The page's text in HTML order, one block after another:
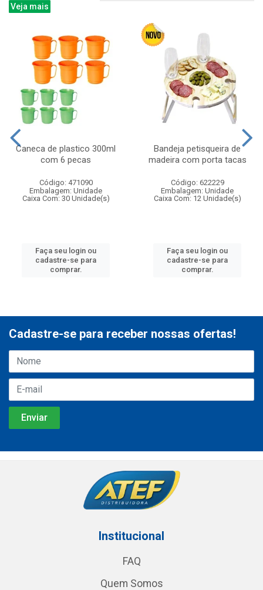
Veja mais
Caneca de plastico 300ml
com 6 pecas
Código: 471090
Embalagem: Unidade
Caixa Com: 30 Unidade(s)
Faça seu login ou
cadastre-se para
comprar.
Bandeja petisqueira de
madeira com porta tacas
Código: 622229
Embalagem: Unidade
Caixa Com: 12 Unidade(s)
Faça seu login ou
cadastre-se para
comprar.
Cadastre-se para receber nossas ofertas!
Institucional
FAQ
Quem Somos